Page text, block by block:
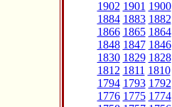
1902 1901 1900
1884 1883 1882
1866 1865 1864
1848 1847 1846
1830 1829 1828
1812 1811 1810
1794 1793 1792
1776 1775 1774